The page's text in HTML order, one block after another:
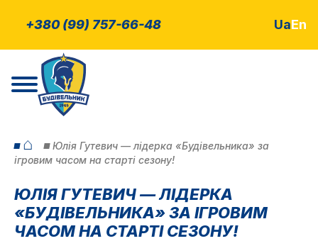
+380 (99) 757-66-48 UaEn
⌂
Юлія Гутевич — лідерка «Будівельника» за
ігровим часом на старті сезону!
ЮЛІЯ ГУТЕВИЧ — ЛІДЕРКА
«БУДІВЕЛЬНИКА» ЗА ІГРОВИМ
ЧАСОМ НА СТАРТІ СЕЗОНУ!